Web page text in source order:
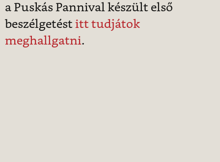
a Puskás Pannival készült első
beszélgetést itt tudjátok
meghallgatni.